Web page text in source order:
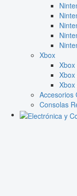
Xbox
Xbox
Xbox
Accesorios
Consolas